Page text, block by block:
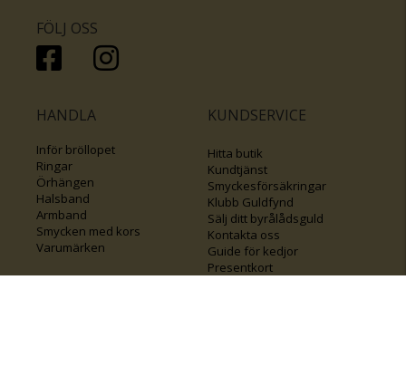
FÖLJ OSS
HANDLA
Inför bröllopet
Ringar
Örhängen
Halsband
Armband
Smycken med kors
Varumärken
KUNDSERVICE
Hitta butik
Kundtjänst
Smyckesförsäkringar
Klubb Guldfynd
Sälj ditt byrålådsguld
Kontakta oss
Guide för kedjor
Presentkort